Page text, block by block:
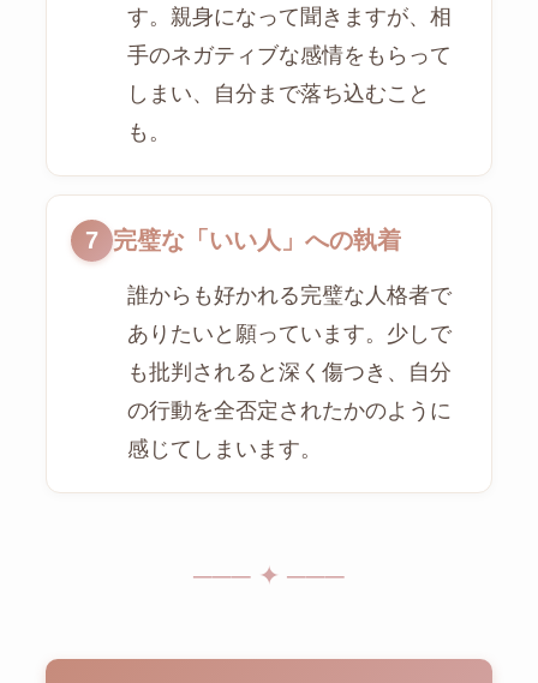
す。親身になって聞きますが、相
手のネガティブな感情をもらって
しまい、自分まで落ち込むこと
も。
7 完璧な「いい人」への執着
誰からも好かれる完璧な人格者で
ありたいと願っています。少しで
も批判されると深く傷つき、自分
の行動を全否定されたかのように
感じてしまいます。
─── ✦ ───